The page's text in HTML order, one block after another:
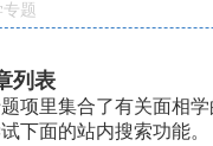
专题
列表
项里集合了有关面相
下面的站内搜索功能。